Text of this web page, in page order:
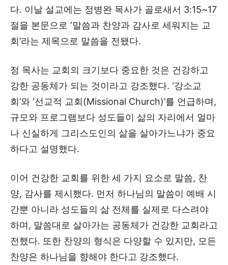
다. 이날 설교에는 정병완 목사가 골로새서 3:15~17
절을 본문으로 ‘말씀과 찬양과 감사로 세워지는 교
회’라는 제목으로 말씀을 전됐다.
정 목사는 교회의 크기보다 중요한 것은 건강하고
강한 공동체가 되는 것이라고 강조했다. ‘강소교
회’와 ‘선교적 교회(Missional Church)’를 언급하며,
규모와 프로그램보다 성도들이 삶의 자리에서 얼마
나 신실하게 그리스도인의 삶을 살아가느냐가 중요
하다고 설명했다.
이어 건강한 교회를 위한 세 가지 요소로 말씀, 찬
양, 감사를 제시했다. 먼저 하나님의 말씀이 예배 시
간뿐 아니라 성도들의 삶 전체를 실제로 다스려야
하며, 말씀대로 살아가는 공동체가 건강한 교회라고
전했다. 또한 찬양의 형식은 다양할 수 있지만, 모든
찬양은 하나님을 향해야 한다고 강조했다.